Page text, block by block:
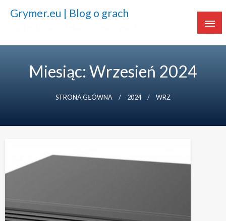
Grymer.eu | Blog o grach
Miesiąc: Wrzesień 2024
STRONA GŁÓWNA 2024 WRZ